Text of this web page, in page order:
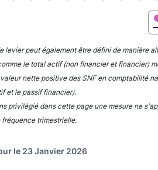
chart.
levier peut également être défini de manière
le total actif (non financier et financier)
nette positive des SNF en comptabilité
et le passif financier).
privilégié dans cette page une mesure ne
fréquence trimestrielle.
le 23 Janvier 2026